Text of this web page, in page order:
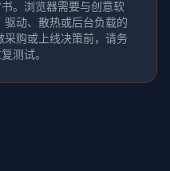
。浏览器需要与创意软
驱动、散热或后台负载的
采购或上线决策前，请务
测试。